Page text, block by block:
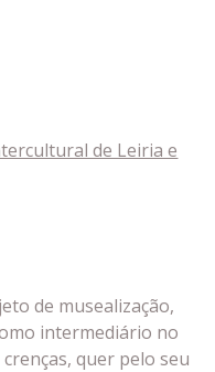
de Leiria e
de musealização,
intermediário no
quer pelo seu